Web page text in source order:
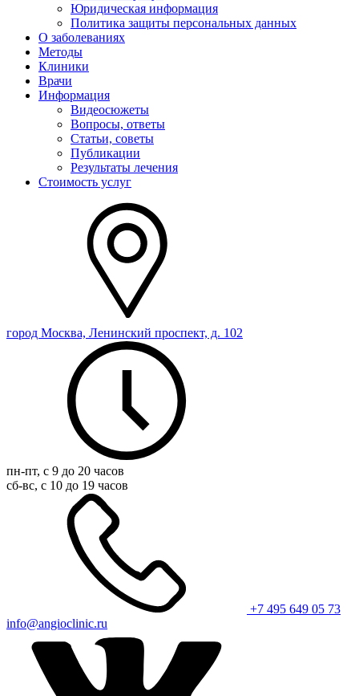
Юридическая информация
Политика защиты персональных данных
О заболеваниях
Методы
Клиники
Врачи
Информация
Видеосюжеты
Вопросы, ответы
Статьи, советы
Публикации
Результаты лечения
Стоимость услуг
город Москва, Ленинский проспект, д. 102
пн-пт, с 9 до 20 часов
сб-вс, с 10 до 19 часов
+7 495 649 05 73
info@angioclinic.ru